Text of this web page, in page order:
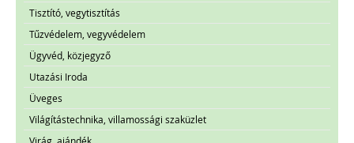
Tisztító, vegytisztítás
Tűzvédelem, vegyvédelem
Ügyvéd, közjegyző
Utazási Iroda
Üveges
Világítástechnika, villamossági szaküzlet
Virág, ajándék